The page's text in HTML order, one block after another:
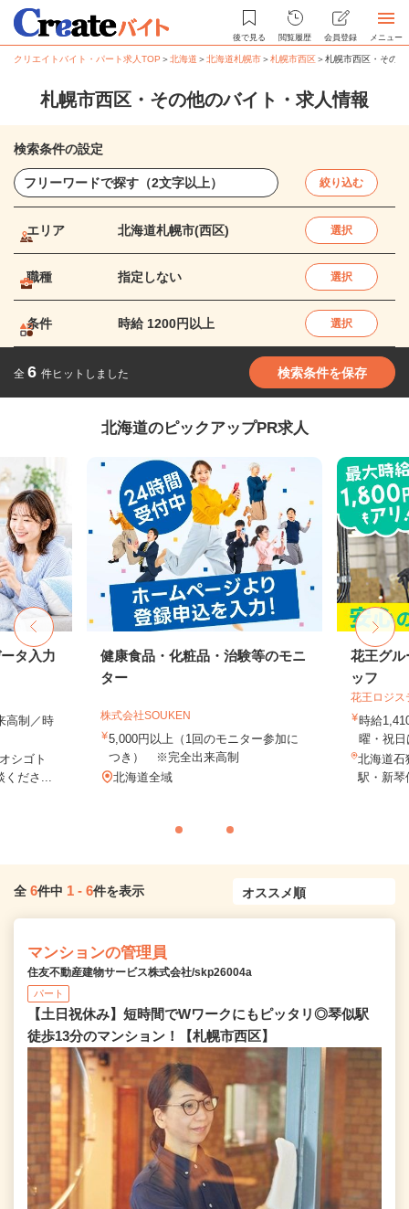
後で見る 閲覧履歴 会員登録 メニュー
クリエイトバイト・パート求人TOP ＞北海道 ＞北海道札幌市＞札幌市西区＞札幌市西区・その
札幌市西区・その他のバイト・求人情報
検索条件の設定
絞り込む
エリア 北海道札幌市(西区) 選択
職種 指定しない 選択
条件 時給 1200円以上 選択
全 6 件ヒットしました 検索条件を保存
北海道のピックアップPR求人
タ入力
高制／時
シゴト
ださ...
健康食品・化粧品・治験等のモニ
ター
株式会社SOUKEN
5,000円以上（1回のモニター参加に
つき） ※完全出来高制
北海道全域
花王グル
ッフ
花王ロジ
時給
曜・祝
北海道石
駅・新琴
全 6件中 1 - 6件を表示
マンションの管理員
住友不動産建物サービス株式会社/skp26004a
パート
【土日祝休み】短時間でWワークにもピッタリ◎琴似駅
徒歩13分のマンション！【札幌市西区】